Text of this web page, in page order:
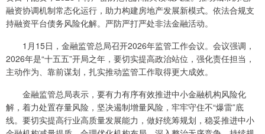
融资协调机制常态化运行，助力构建房地产发展新模式。依法合规支
持融资平台债务风险化解。严防严打严处非法金融活动。
1月15日，金融监管总局召开2026年监管工作会议。会议强调，
2026年是“十五五”开局之年，要切实提高政治站位，强化责任担当，
主动作为、靠前谋划，扎实推动监管工作取得更大成效。
金融监管总局表示，要有力有序有效推进中小金融机构风险化
解，着力处置存量风险，坚决遏制增量风险，牢牢守住不“爆雷”底
线。要切实提高行业高质量发展能力，做好统筹规划，稳妥推进中小